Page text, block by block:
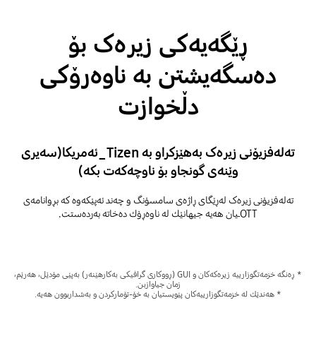
ڕێگەیەکی زیرەک بۆ
دەسگەیشتن بە ناوەرۆکی
دڵخوازت
تەلەفزیۆنی زیرەک بەهێزکراو بە Tizen_ئەمریکا(سەیری
وێنەی گونجاو بۆ ناوچەکەت بکە)
تەلەفزیۆنی زیرەک لەڕێگای ڕاژەی سامسۆنگ و چەند ئەپێكەوە کە بڕوانامەی
OTTـیان هەیە جیهانێك لە ناوەڕۆك دەخاتە بەردەستت.
* ڕەنگە خزمەتگوزارییە زیرەکەکان و GUI (ڕووکاری گرافیکی بەکارهێنەر) بەپێی مۆدێل، هەرێم،
زمان جیاوازبن.
* هەندێك لە خزمەتگوزارییەکان پێویستیان بە خۆ-تۆمارکردن و بەشداربوون هەیە.